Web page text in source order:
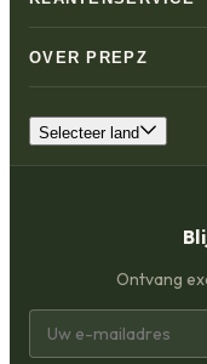
OVER PREPZ
Selecteer land
Ontvang